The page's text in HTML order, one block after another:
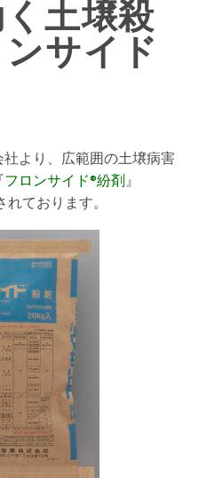
土壌殺
サイド
より、広範囲の土壌病害
フロンサイド®紛剤』
れております。